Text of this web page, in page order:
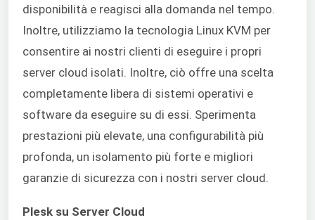
disponibilità e reagisci alla domanda nel tempo.
Inoltre, utilizziamo la tecnologia Linux KVM per
consentire ai nostri clienti di eseguire i propri
server cloud isolati. Inoltre, ciò offre una scelta
completamente libera di sistemi operativi e
software da eseguire su di essi. Sperimenta
prestazioni più elevate, una configurabilità più
profonda, un isolamento più forte e migliori
garanzie di sicurezza con i nostri server cloud.
Plesk su Server Cloud